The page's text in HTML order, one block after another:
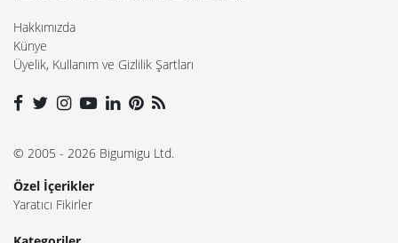
Hakkımızda
Künye
Üyelik, Kullanım ve Gizlilik Şartları
© 2005 - 2026 Bigumigu Ltd.
Özel İçerikler
Yaratıcı Fikirler